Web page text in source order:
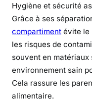
Hygiène et sécurité
Grâce à ses
compartiment évite le
les risques de
souvent en matériaux
environnement sain
Cela rassure les
alimentaire.